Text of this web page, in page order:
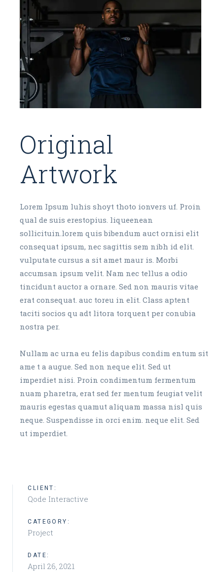
Original
Artwork
Lorem Ipsum luhis shoyt thoto ionvers uf. Proin
qual de suis erestopius. liqueenean
sollicituin.lorem quis bibendum auct ornisi elit
consequat ipsum, nec sagittis sem nibh id elit.
vulputate cursus a sit amet maur is. Morbi
accumsan ipsum velit. Nam nec tellus a odio
tincidunt auctor a ornare. Sed non mauris vitae
erat consequat. auc toreu in elit. Class aptent
taciti socios qu adt litora torquent per conubia
nostra per.
Nullam ac urna eu felis dapibus condim entum sit
ame t a augue. Sed non neque elit. Sed ut
imperdiet nisi. Proin condimentum fermentum
nuam pharetra, erat sed fer mentum feugiat velit
mauris egestas quamut aliquam massa nisl quis
neque. Suspendisse in orci enim. neque elit. Sed
ut imperdiet.
CLIENT:
Qode Interactive
CATEGORY:
Project
DATE:
April 26, 2021